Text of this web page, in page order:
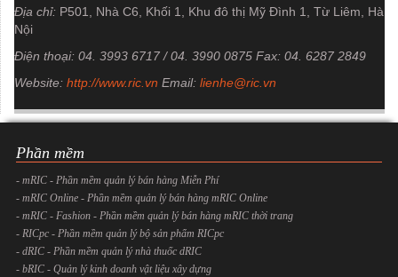
Địa chỉ: P501, Nhà C6, Khối 1, Khu đô thị Mỹ Đình 1, Từ Liêm, Hà
Nội
Điện thoại: 04. 3993 6717 / 04. 3990 0875 Fax: 04. 6287 2849
Website: http://www.ric.vn Email: lienhe@ric.vn
Phần mềm
- mRIC - Phần mềm quản lý bán hàng Miễn Phí
- mRIC Online - Phần mềm quản lý bán hàng mRIC Online
- mRIC - Fashion - Phần mềm quản lý bán hàng mRIC thời trang
- RICpc - Phần mềm quản lý bộ sản phẩm RICpc
- dRIC - Phần mềm quản lý nhà thuốc dRIC
- bRIC - Quản lý kinh doanh vật liệu xây dựng